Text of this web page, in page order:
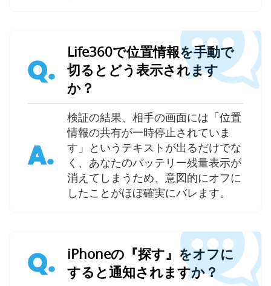
Q.
Life360で位置情報を手動で
切るとどう表示されます
か？
A.
検証の結果、相手の画面には「位置
情報の共有が一時停止されていま
す」というテキストが出るだけでな
く、あなたのバッテリー残量表示が
消えてしまうため、意図的にオフに
したことがほぼ確実にバレます。
Q.
iPhoneの『探す』をオフに
すると通知されますか？